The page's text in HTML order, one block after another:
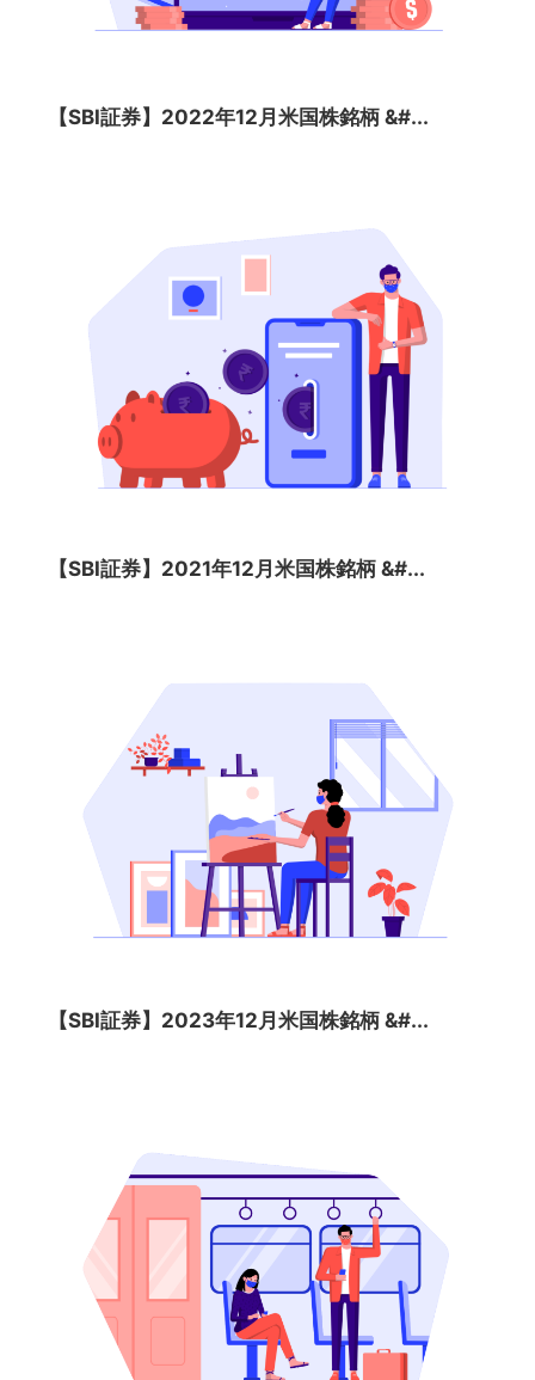
【SBI証券】2022年12月米国株銘柄 &#...
【SBI証券】2021年12月米国株銘柄 &#...
【SBI証券】2023年12月米国株銘柄 &#...